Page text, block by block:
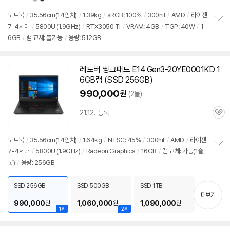
품
상
품
상
리
뷰
노트북 / 35.56cm(14인치) / 1.39kg / sRGB: 100% / 300nit / AMD / 라이젠
7-4세대 / 5800U (1.9GHz) / RTX3050 Ti / VRAM: 4GB / TGP: 40W / 1
6GB / 램 교체: 불가능 / 용량: 512GB
기
레노버 씽크패드 E14 Gen3-20YE0001KD 1
6GB램 (SSD 256GB)
990,000원 (2몰)
21.12. 등록
관
노트북 / 35.56cm(14인치) / 1.64kg / NTSC: 45% / 300nit / AMD / 라이젠
7-4세대 / 5800U (1.9GHz) / Radeon Graphics / 16GB / 램 교체: 가능(1슬
롯) / 용량: 256GB
기
1위
SSD 256GB
990,000원
2위
SSD 500GB
1,060,000원
SSD 1TB
1,090,000원
더보기